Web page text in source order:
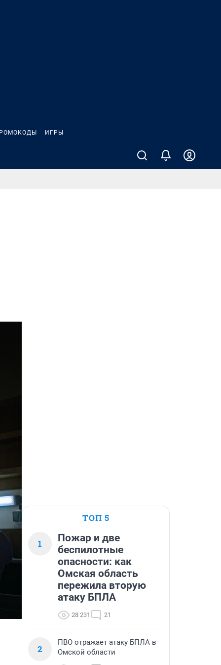
ИГРЫ
ТОП 5
1
Пожар и две
беспилотные
опасности: как
Омская область
пережила вторую
атаку БПЛА
28 231 21
2
ПВО отражает атаку БПЛА в
Омской области